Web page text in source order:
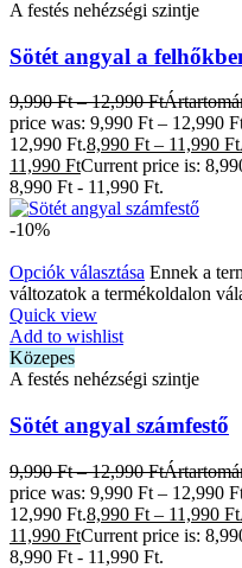
A festés nehézségi szintje
Sötét angyal a
9,990Ft – 12,990Ft
price was: 9,990 Ft – 12,990
12,990 Ft.8,990 Ft – 11,990 Ft
11,990 FtCurrent price is:
8,990 Ft - 11,990 Ft.
-10%
Opciók választása Ennek a
változatok a termékoldalon
Quick view
Add to wishlist
Közepes
A festés nehézségi szintje
Sötét angyal számfestő
9,990Ft – 12,990Ft
price was: 9,990 Ft – 12,990
12,990 Ft.8,990 Ft – 11,990 Ft
11,990 FtCurrent price is:
8,990 Ft - 11,990 Ft.